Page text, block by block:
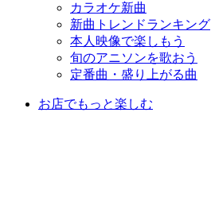
カラオケ新曲
新曲トレンドランキング
本人映像で楽しもう
旬のアニソンを歌おう
定番曲・盛り上がる曲
お店でもっと楽しむ